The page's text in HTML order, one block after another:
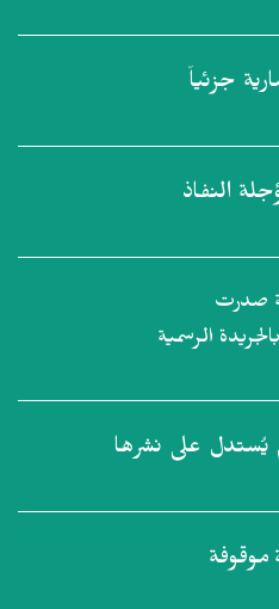
جزئياً
النفاذ
صدرت
الرسمية
يُستدل على نشرها
موقوفة